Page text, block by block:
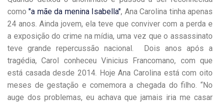
como"a mãe da menina Isabella", Ana Carolina tinha apenas
24 anos. Ainda jovem, ela teve que conviver com a perda e
a exposição do crime na mídia, uma vez que o assassinato
teve grande repercussão nacional. Dois anos após a
tragédia, Carol conheceu Vinicius Francomano, com que
está casada desde 2014. Hoje Ana Carolina está com oito
meses de gestação e comemora a chegada do filho. “No
auge dos problemas, eu achava que jamais iria me casar